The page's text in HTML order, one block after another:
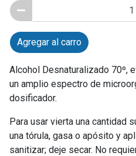
Agregar al carro
Alcohol Desnaturalizado 70º,
un amplio espectro de
dosificador.
Para usar vierta una cantidad
una tórula, gasa o apósito y
sanitizar; deje secar. No